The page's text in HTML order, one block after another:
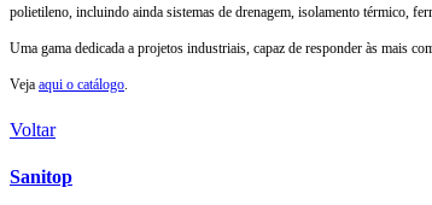
polietileno, incluindo ainda sistemas de drenagem, isolamento térmico,
Uma gama dedicada a projetos industriais, capaz de responder às mais
Veja aqui o catálogo
Voltar
Sanitop